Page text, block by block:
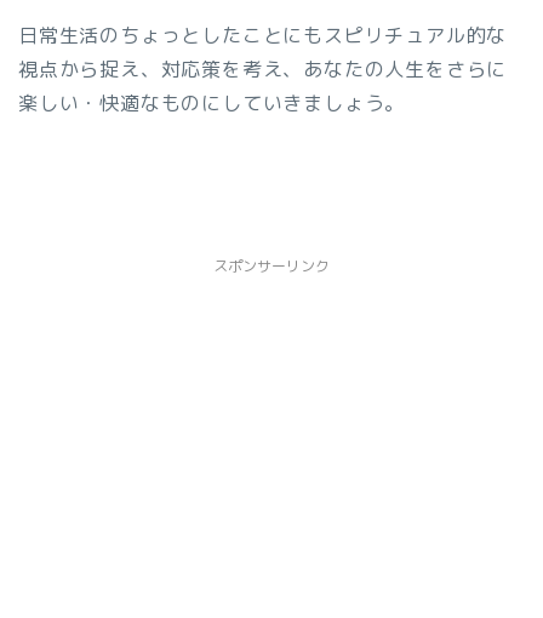
日常生活のちょっとしたことにもスピリチュアル的な
視点から捉え、対応策を考え、あなたの人生をさらに
楽しい・快適なものにしていきましょう。
スポンサーリンク